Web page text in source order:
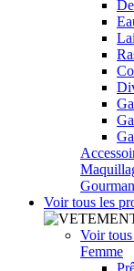
Voir tous les
Voir
Femme